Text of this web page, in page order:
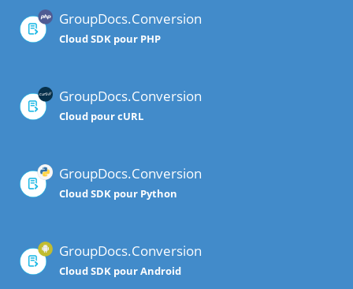
GroupDocs.Conversion
Cloud SDK pour PHP
GroupDocs.Conversion
Cloud pour cURL
GroupDocs.Conversion
Cloud SDK pour Python
GroupDocs.Conversion
Cloud SDK pour Android